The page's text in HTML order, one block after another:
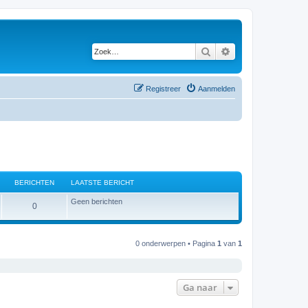
Zoek
Aanmelden
Registreer
BERICHTEN LAATSTE BERICHT
0B
e
Geen berichten
0 onderwerpen • Pagina 1 van 1
Ga naar